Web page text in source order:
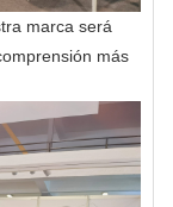
marca será
más